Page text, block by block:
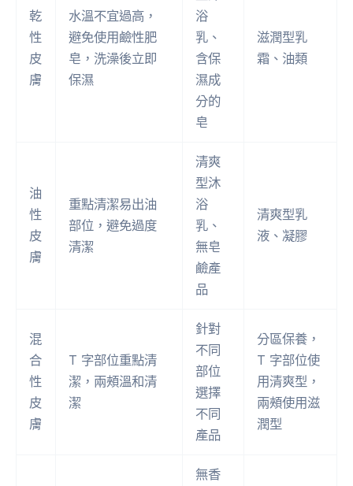
乾
性
皮
膚
水溫不宜過高，
避免使用鹼性肥
皂，洗澡後立即
保濕
浴
乳、
含保
濕成
分的
皂
滋潤型乳
霜、油類
油
性
皮
膚
重點清潔易出油
部位，避免過度
清潔
清爽
型沐
浴
乳、
無皂
鹼產
品
清爽型乳
液、凝膠
混
合
性
皮
膚
T 字部位重點清
潔，兩頰溫和清
潔
針對
不同
部位
選擇
不同
產品
分區保養，
T 字部位使
用清爽型，
兩頰使用滋
潤型
無香